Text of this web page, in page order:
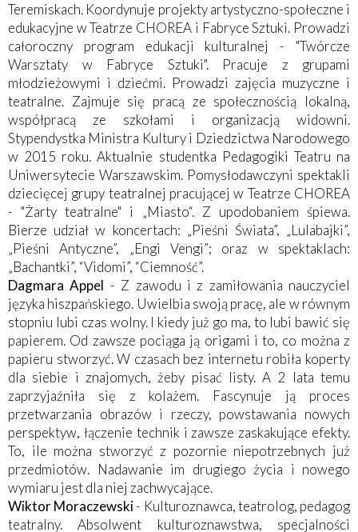
Teremiskach. Koordynuje projekty artystyczno-społeczne i
edukacyjne w Teatrze CHOREA i Fabryce Sztuki. Prowadzi
całoroczny program edukacji kulturalnej - "Twórcze
Warsztaty w Fabryce Sztuki". Pracuje z grupami
młodzieżowymi i dziećmi. Prowadzi zajęcia muzyczne i
teatralne. Zajmuje się pracą ze społecznością lokalną,
współpracą ze szkołami i organizacją widowni.
Stypendystka Ministra Kultury i Dziedzictwa Narodowego
w 2015 roku. Aktualnie studentka Pedagogiki Teatru na
Uniwersytecie Warszawskim. Pomysłodawczyni spektakli
dziecięcej grupy teatralnej pracującej w Teatrze CHOREA
- "Żarty teatralne" i „Miasto“. Z upodobaniem śpiewa.
Bierze udział w koncertach: „Pieśni Świata”, „Lulabajki”,
„Pieśni Antyczne”, „Engi Vengi”; oraz w spektaklach:
„Bachantki”, “Vidomi”, “Ciemność”.
Dagmara Appel - Z zawodu i z zamiłowania nauczyciel
języka hiszpańskiego. Uwielbia swoją pracę, ale w równym
stopniu lubi czas wolny. I kiedy już go ma, to lubi bawić się
papierem. Od zawsze pociąga ją origami i to, co można z
papieru stworzyć. W czasach bez internetu robiła koperty
dla siebie i znajomych, żeby pisać listy. A 2 lata temu
zaprzyjaźniła się z kolażem. Fascynuje ją proces
przetwarzania obrazów i rzeczy, powstawania nowych
perspektyw, łączenie technik i zawsze zaskakujące efekty.
To, ile można stworzyć z pozornie niepotrzebnych już
przedmiotów. Nadawanie im drugiego życia i nowego
wymiaru jest dla niej zachwycające.
Wiktor Moraczewski- Kulturoznawca, teatrolog, pedagog
teatralny. Absolwent kulturoznawstwa, specjalności